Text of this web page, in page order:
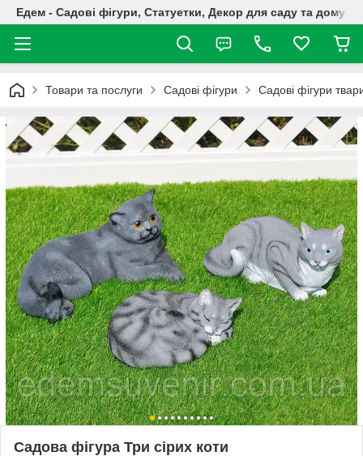
Едем - Садові фігури, Статуетки, Декор для саду та дому
Товари та послуги Садові фігури Садові фігури
Садова фігура Три сірих коти